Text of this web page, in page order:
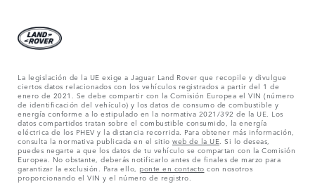
La legislación de la UE exige a Jaguar Land Rover que recopile y divulgue
ciertos datos relacionados con los vehículos registrados a partir del 1 de
enero de 2021. Se debe compartir con la Comisión Europea el VIN (número
de identificación del vehículo) y los datos de consumo de combustible y
energía conforme a lo estipulado en la normativa 2021/392 de la UE. Los
datos compartidos tratan sobre el combustible consumido, la energía
eléctrica de los PHEV y la distancia recorrida. Para obtener más información,
consulta la normativa publicada en el sitio web de la UE . Si lo deseas,
puedes negarte a que los datos de tu vehículo se compartan con la Comisión
Europea. No obstante, deberás notificarlo antes de finales de marzo para
garantizar la exclusión. Para ello, ponte en contacto con nosotros
proporcionando el VIN y el número de registro.